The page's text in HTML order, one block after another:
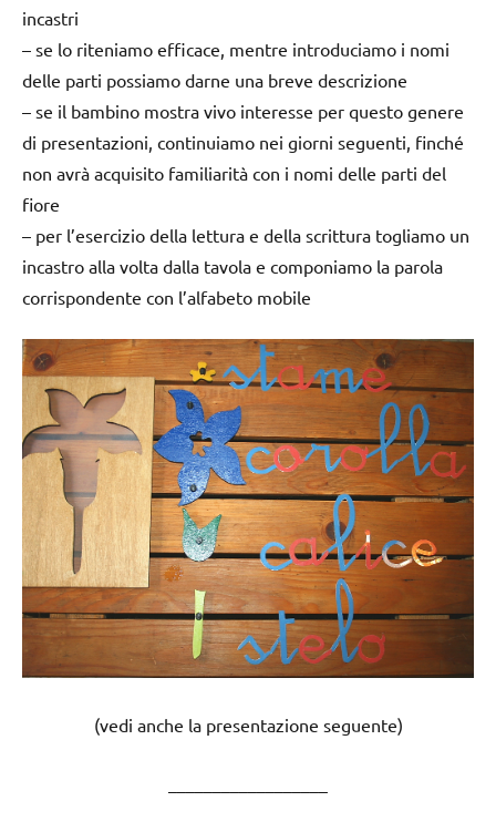
incastri
– se lo riteniamo efficace, mentre introduciamo i nomi
delle parti possiamo darne una breve descrizione
– se il bambino mostra vivo interesse per questo genere
di presentazioni, continuiamo nei giorni seguenti, finché
non avrà acquisito familiarità con i nomi delle parti del
fiore
– per l’esercizio della lettura e della scrittura togliamo un
incastro alla volta dalla tavola e componiamo la parola
corrispondente con l’alfabeto mobile
(vedi anche la presentazione seguente)